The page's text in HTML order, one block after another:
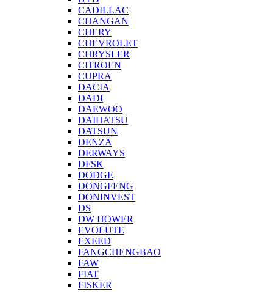
CADILLAC
CHANGAN
CHERY
CHEVROLET
CHRYSLER
CITROEN
CUPRA
DACIA
DADI
DAEWOO
DAIHATSU
DATSUN
DENZA
DERWAYS
DFSK
DODGE
DONGFENG
DONINVEST
DS
DW HOWER
EVOLUTE
EXEED
FANGCHENGBAO
FAW
FIAT
FISKER